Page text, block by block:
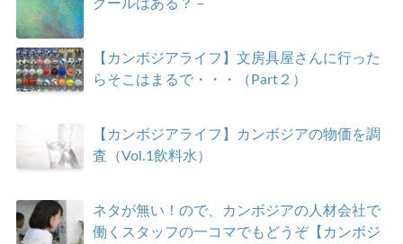
クールはある？－
【カンボジアライフ】文房具屋さんに行った
らそこはまるで・・・（Part２）
【カンボジアライフ】カンボジアの物価を調
査（Vol.1飲料水）
ネタが無い！ので、カンボジアの人材会社で
働くスタッフの一コマでもどうぞ【カンボジ